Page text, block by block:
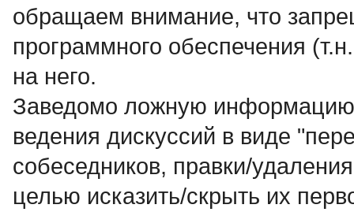
обращаем внимание, что
программного обеспечения
на него.
Заведомо ложнyю
ведения дискуссий в виде
собеседников, правки/
целью исказить/скрыть их